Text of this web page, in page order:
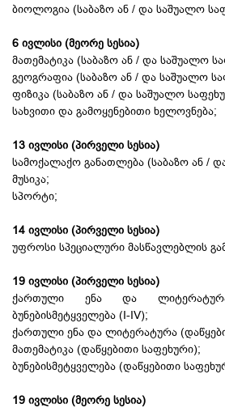
ბიოლოგია (საბაზო ან / და საშუალო
6 ივლისი (მეორე სესია)
მათემატიკა (საბაზო ან / და საშუალო
გეოგრაფია (საბაზო ან / და საშუალო
ფიზიკა (საბაზო ან / და საშუალო
სახვითი და გამოყენებითი ხელოვნება;
13 ივლისი (პირველი სესია)
სამოქალაქო განათლება (საბაზო ან /
მუსიკა;
სპორტი;
14 ივლისი (პირველი სესია)
უფროსი სპეციალური მასწავლებლის
19 ივლისი (პირველი სესია)
ქართული ენა და
ბუნებისმეტყველება (I-IV);
ქართული ენა და ლიტერატურა
მათემატიკა (დაწყებითი საფეხური);
ბუნებისმეტყველება (დაწყებითი
19 ივლისი (მეორე სესია)